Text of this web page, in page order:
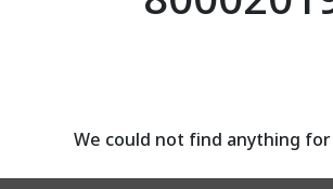
assignment ลงทะเบียน
We could not find anything for